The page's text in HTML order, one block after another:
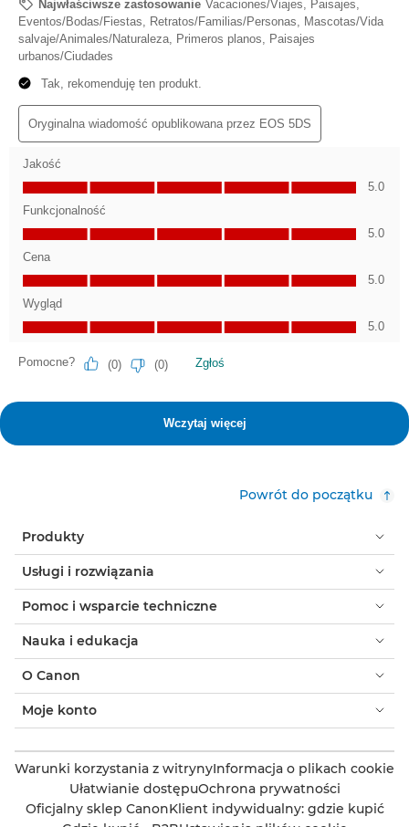
Powrót do początku
Produkty
Usługi i rozwiązania
Pomoc i wsparcie techniczne
Nauka i edukacja
O Canon
Moje konto
Warunki korzystania z witrynyInformacja o plikach cookie
Ułatwianie dostępuOchrona prywatności
Oficjalny sklep CanonKlient indywidualny: gdzie kupić